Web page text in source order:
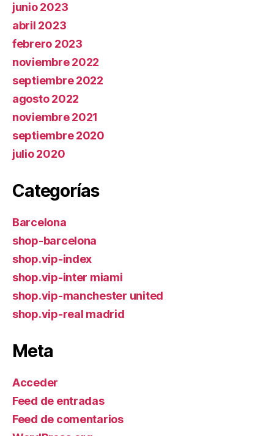
junio 2023
abril 2023
febrero 2023
noviembre 2022
septiembre 2022
agosto 2022
noviembre 2021
septiembre 2020
julio 2020
Categorías
Barcelona
shop-barcelona
shop.vip-index
shop.vip-inter miami
shop.vip-manchester united
shop.vip-real madrid
Meta
Acceder
Feed de entradas
Feed de comentarios